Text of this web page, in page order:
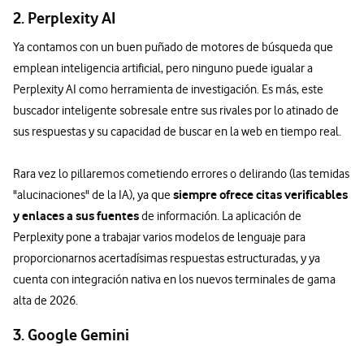
2. Perplexity AI
Ya contamos con un buen puñado de motores de búsqueda que
emplean inteligencia artificial, pero ninguno puede igualar a
Perplexity AI como herramienta de investigación. Es más, este
buscador inteligente sobresale entre sus rivales por lo atinado de
sus respuestas y su capacidad de buscar en la web en tiempo real.
Rara vez lo pillaremos cometiendo errores o delirando (las temidas
"alucinaciones" de la IA), ya quesiempre ofrece citas verificables
y enlaces a sus fuentesde información. La aplicación de
Perplexity pone a trabajar varios modelos de lenguaje para
proporcionarnos acertadísimas respuestas estructuradas, y ya
cuenta con integración nativa en los nuevos terminales de gama
alta de 2026.
3. Google Gemini